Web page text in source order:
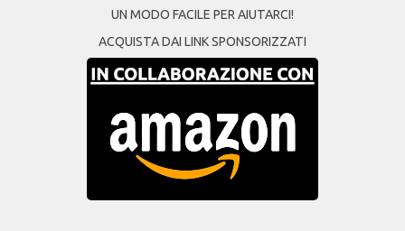
UN MODO FACILE PER AIUTARCI!
ACQUISTA DAI LINK SPONSORIZZATI